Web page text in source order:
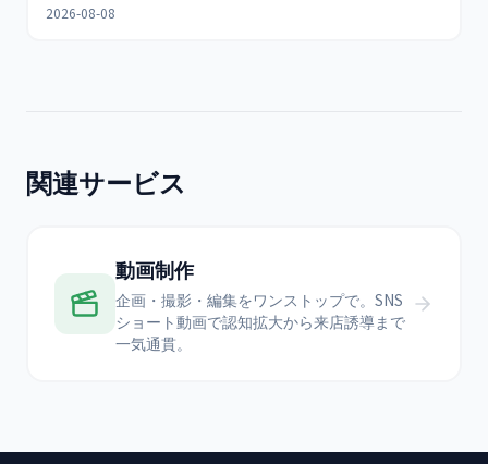
2026-08-08
関連サービス
動画制作
企画・撮影・編集をワンストップで。SNS
ショート動画で認知拡大から来店誘導まで
一気通貫。